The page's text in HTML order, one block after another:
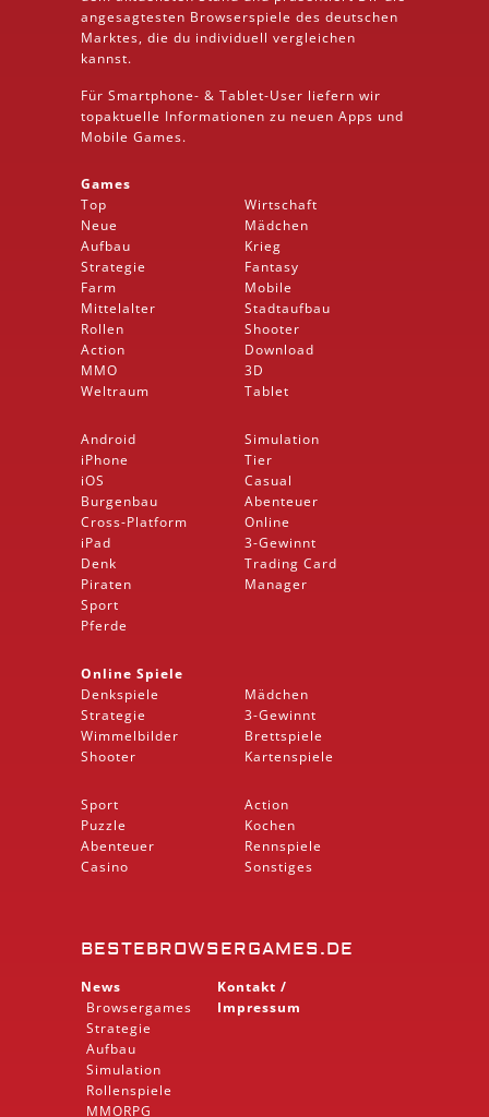
angesagtesten Browserspiele des deutschen
Marktes, die du individuell vergleichen
kannst.
Für Smartphone- & Tablet-User liefern wir
topaktuelle Informationen zu neuen Apps und
Mobile Games.
Games
Top
Neue
Aufbau
Strategie
Farm
Mittelalter
Rollen
Action
MMO
Weltraum
Wirtschaft
Mädchen
Krieg
Fantasy
Mobile
Stadtaufbau
Shooter
Download
3D
Tablet
Android
iPhone
iOS
Burgenbau
Cross-Platform
iPad
Denk
Piraten
Sport
Pferde
Simulation
Tier
Casual
Abenteuer
Online
3-Gewinnt
Trading Card
Manager
Online Spiele
Denkspiele
Strategie
Wimmelbilder
Shooter
Mädchen
3-Gewinnt
Brettspiele
Kartenspiele
Sport
Puzzle
Abenteuer
Casino
Action
Kochen
Rennspiele
Sonstiges
BESTEBROWSERGAMES.DE
News
Browsergames
Strategie
Aufbau
Simulation
Rollenspiele
MMORPG
Kontakt /
Impressum